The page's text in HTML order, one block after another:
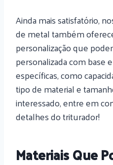
Ainda mais satisfatório,
de metal também
personalização que
personalizada com base
específicas, como
tipo de material e
interessado, entre em
detalhes do triturador!
Materiais Que